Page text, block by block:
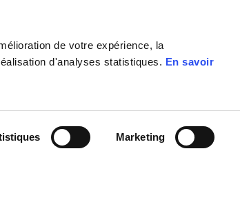
de votre expérience, la
d'analyses statistiques. En savoir
Marketing
MÉDIATHÈQUE
PHOTOTHÈQUE